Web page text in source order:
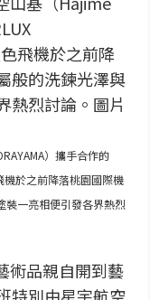
）攜手合作的
機於之前降落桃園國際機
裝一亮相便引發各界熱烈